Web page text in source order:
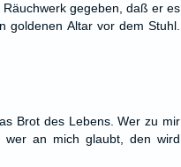
gegeben, daß er es
goldenen Altar vor dem Stuhl.
Brot des Lebens. Wer zu mir
an mich glaubt, den wird